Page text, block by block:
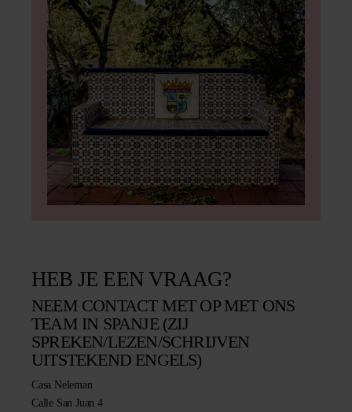
HEB JE EEN VRAAG?
NEEM CONTACT MET OP MET ONS
TEAM IN SPANJE (ZIJ
SPREKEN/LEZEN/SCHRIJVEN
UITSTEKEND ENGELS)
Casa Neleman
Calle San Juan 4